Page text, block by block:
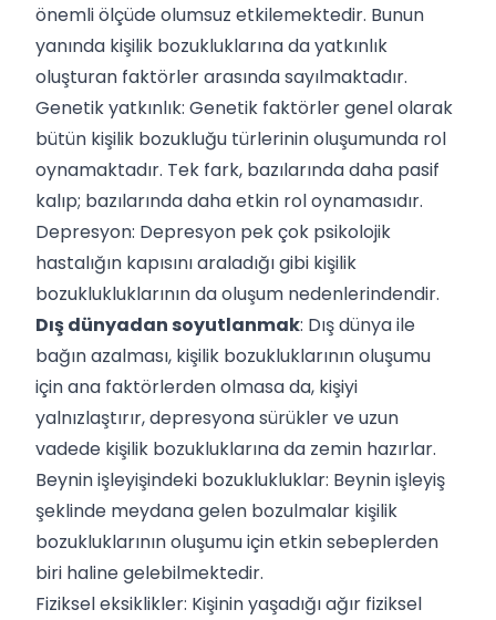
önemli ölçüde olumsuz etkilemektedir. Bunun
yanında kişilik bozukluklarına da yatkınlık
oluşturan faktörler arasında sayılmaktadır.
Genetik yatkınlık: Genetik faktörler genel olarak
bütün kişilik bozukluğu türlerinin oluşumunda rol
oynamaktadır. Tek fark, bazılarında daha pasif
kalıp; bazılarında daha etkin rol oynamasıdır.
Depresyon: Depresyon pek çok psikolojik
hastalığın kapısını araladığı gibi kişilik
bozuklukluklarının da oluşum nedenlerindendir.
Dış dünyadan soyutlanmak: Dış dünya ile
bağın azalması, kişilik bozukluklarının oluşumu
için ana faktörlerden olmasa da, kişiyi
yalnızlaştırır, depresyona sürükler ve uzun
vadede kişilik bozukluklarına da zemin hazırlar.
Beynin işleyişindeki bozuklukluklar: Beynin işleyiş
şeklinde meydana gelen bozulmalar kişilik
bozukluklarının oluşumu için etkin sebeplerden
biri haline gelebilmektedir.
Fiziksel eksiklikler: Kişinin yaşadığı ağır fiziksel